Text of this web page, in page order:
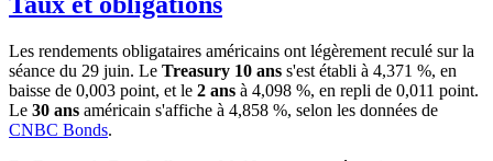
Les rendements obligataires américains ont légèrement reculé sur la
séance du 29 juin. Le Treasury 10 ans s'est établi à 4,371 %, en
baisse de 0,003 point, et le 2 ans à 4,098 %, en repli de 0,011 point.
Le 30 ans américain s'affiche à 4,858 %, selon les données de
CNBC Bonds.